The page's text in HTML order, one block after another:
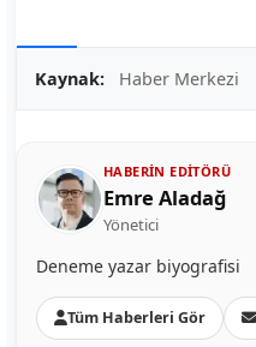
Kaynak: Haber Merkezi
HABERIN EDITÖRÜ
Emre Aladağ
Yönetici
Deneme yazar biyografisi
Tüm Haberleri Gör